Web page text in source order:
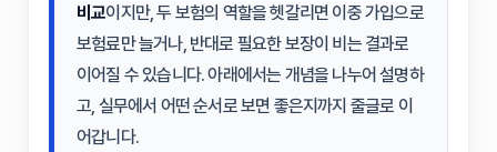
비교이지만, 두 보험의 역할을 헷갈리면 이중 가입으로
보험료만 늘거나, 반대로 필요한 보장이 비는 결과로
이어질 수 있습니다. 아래에서는 개념을 나누어 설명하
고, 실무에서 어떤 순서로 보면 좋은지까지 줄글로 이
어갑니다.